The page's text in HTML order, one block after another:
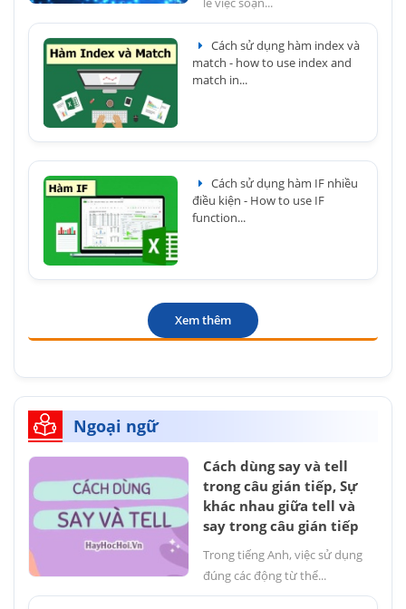
Cách sử dụng hàm index và
match - how to use index and
match in...
Cách sử dụng hàm IF nhiều
điều kiện - How to use IF
function...
Xem thêm
Ngoại ngữ
Cách dùng say và tell
trong câu gián tiếp, Sự
khác nhau giữa tell và
say trong câu gián tiếp
Trong tiếng Anh, việc sử dụng
đúng các động từ thể...